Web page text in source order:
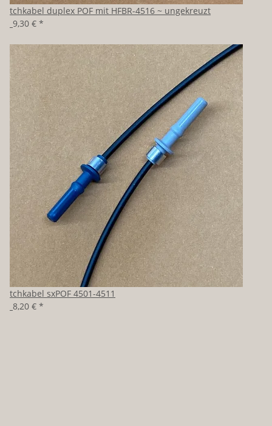
Patchkabel duplex POF mit HFBR-4516 ~ ungekreuzt
9,30 € *
Patchkabel sxPOF 4501-4511
8,20 € *